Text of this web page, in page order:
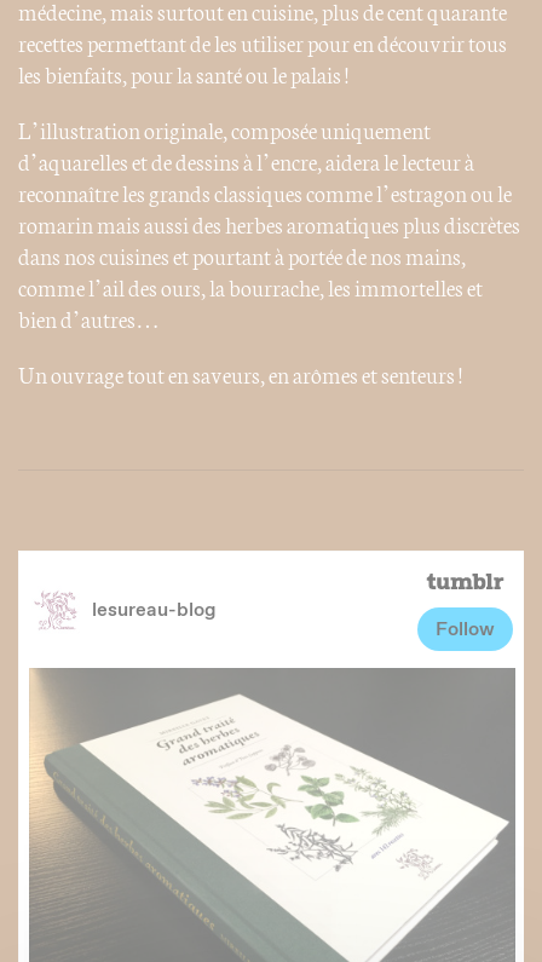
médecine, mais surtout en cuisine, plus de cent quarante
recettes permettant de les utiliser pour en découvrir tous
les bienfaits, pour la santé ou le palais !
L’illustration originale, composée uniquement
d’aquarelles et de dessins à l’encre, aidera le lecteur à
reconnaître les grands classiques comme l’estragon ou le
romarin mais aussi des herbes aromatiques plus discrètes
dans nos cuisines et pourtant à portée de nos mains,
comme l’ail des ours, la bourrache, les immortelles et
bien d’autres…
Un ouvrage tout en saveurs, en arômes et senteurs !